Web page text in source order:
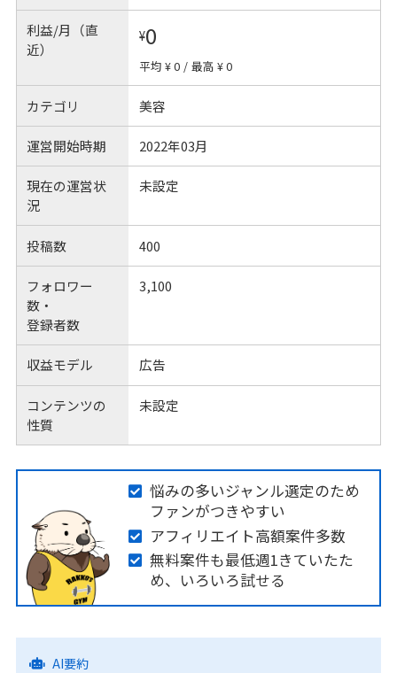
利益/月（直
近）
¥0
平均 ¥ 0 / 最高 ¥ 0
カテゴリ 美容
運営開始時期 2022年03月
現在の運営状
況
未設定
投稿数 400
フォロワー
数・
登録者数
3,100
収益モデル 広告
コンテンツの
性質
未設定
悩みの多いジャンル選定のため
ファンがつきやすい
アフィリエイト高額案件多数
無料案件も最低週1きていたた
め、いろいろ試せる
AI要約